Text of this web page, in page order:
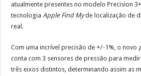
atualmente presentes no modelo Precision
tecnologiaApple Find Myde localização de
real.
Com uma incrível precisão de +/-1%, o novo
conta com 3 sensores de pressão para
três eixos distintos, determinando assim as